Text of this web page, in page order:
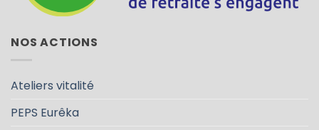
NOS ACTIONS
Ateliers vitalité
PEPS Eurêka